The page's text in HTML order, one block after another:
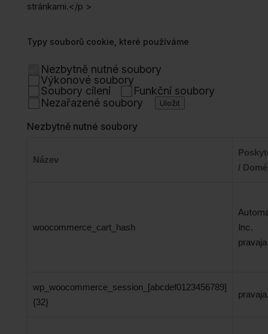
stránkami.</p >
Typy souborů cookie, které používáme
Nezbytně nutné soubory
Výkonové soubory
Soubory cílení
Funkční soubory
Nezařazené soubory
Uložit
Nezbytně nutné soubory
Název
/
woocommerce_cart_hash
Inc.
wp_woocommerce_session_[abcdef0123456789]
{32}